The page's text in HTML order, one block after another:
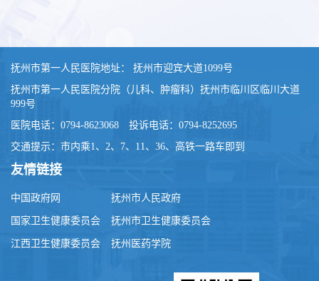
抚州市第一人民医院地址： 抚州市迎宾大道1099号
抚州市第一人民医院分院（儿科、肿瘤科）抚州市临川区临川大道
999号
医院电话：0794-8623068 投诉电话：0794-8252695
交通提示：市内乘1、2、7、11、36、高铁一路车即到
友情链接
中国政府网
国家卫生健康委员会
江西卫生健康委员会
抚州市人民政府
抚州市卫生健康委员会
抚州医药学院